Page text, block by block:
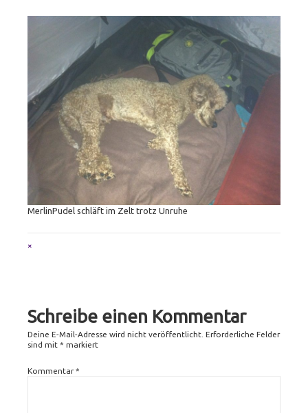
MerlinPudel schläft im Zelt trotz Unruhe
Full
×
Schreibe einen Kommentar
Deine E-Mail-Adresse wird nicht veröffentlicht. Erforderliche Felder
sind mit * markiert
Kommentar*